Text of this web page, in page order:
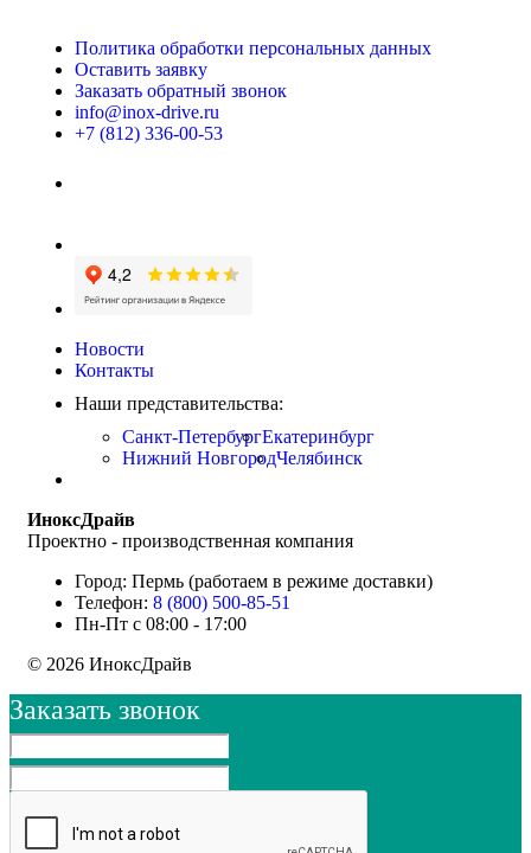
Политика обработки персональных данных
Оставить заявку
Заказать обратный звонок
info@inox-drive.ru
+7 (812) 336-00-53
Новости
Контакты
Наши представительства:
Санкт-ПетербургЕкатеринбург
Нижний НовгородЧелябинск
ИноксДрайв
Проектно - производственная компания
Город: Пермь (работаем в режиме доставки)
Телефон: 8 (800) 500-85-51
Пн-Пт с 08:00 - 17:00
© 2026 ИноксДрайв
Заказать звонок